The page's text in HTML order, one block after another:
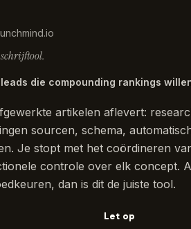
die compounding rankings
artikelen aflevert:
sourcen, schema,
Je stopt met het coördineren
controle over elk concept.
dan is dit de juiste tool.
Let op